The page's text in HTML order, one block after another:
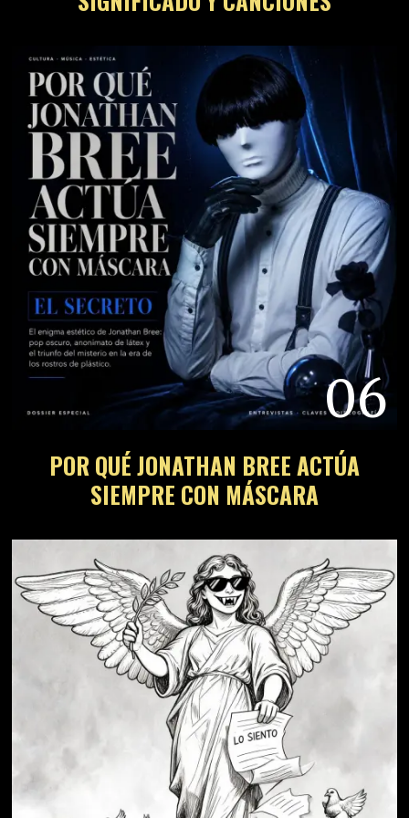
POR QUÉ JONATHAN BREE ACTÚA
SIEMPRE CON MÁSCARA
07
¿NUEVO ÁLBUM DE PURE REASON
REVOLUTION, TERRIFYING ANGELS?